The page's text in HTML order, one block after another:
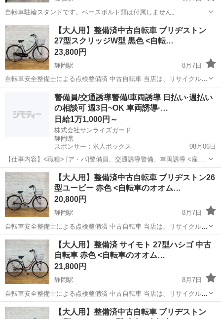
自転車駐輪スタンドです。ベースボルト類は付属しません。
静岡 藤枝市 藤枝駅 その他
【大人用】整備済中古自転車 ブリヂストン
27型スクリッジW型 黒色 <自転…
23,800円
静岡駅
8月7日
自転車安全整備士による点検整備済 中古自転車 当店は、リサイクルシ
ョップではないため、ジモティー掲載の中古自転車は10台程度しか常
時展示していません。他車両は別店舗や倉庫にあります。 また、ジモ
ティー掲載スタッフは１...
静岡市 静岡駅 その他 防犯登録
警備員/交通誘導警備/車両誘導 日払い·週払い
の相談可 週3日~OK 車両誘導·…
日給1万1,000円～
株式会社サンライズガード
静岡県
スポンサー：求人ボックス
08月06日
【仕事内容】<職種> [ア・パ]警備員、交通誘導警備、車両誘導 <雇用
形態> アルバイト・パート <給与> [ア・パ]日給11,000円～ 交通費:一
部支給 規定あり 入社祝い金 5万円支給!/ 友人紹介料 5万円支給!/ 規定
あ...
アルバイト・パート
【大人用】整備済中古自転車 ブリヂストン26
型ユービー 赤色 <自転車のオオム…
20,800円
静岡駅
8月7日
自転車安全整備士による点検整備済 中古自転車 当店は、リサイクルシ
ョップではないため、ジモティー掲載の中古自転車は10台程度しか常
時展示していません。他車両は別店舗や倉庫にあります。 また、ジモ
ティー掲載スタッフは１...
静岡 静岡市 静岡駅 その他 防犯登録
【大人用】整備済 サイモト 27型ハシゴ 中古
自転車 赤色 <自転車のオオム…
21,800円
静岡駅
8月7日
自転車安全整備士による点検整備済 中古自転車 当店は、リサイクルシ
ョップではないため、ジモティー掲載の中古自転車は10台程度しか常
時展示していません。他車両は別店舗や倉庫にあります。 また、ジモ
静岡 静岡市 静岡駅 その他 防犯登録
【大人用】整備済中古自転車 ブリヂストン